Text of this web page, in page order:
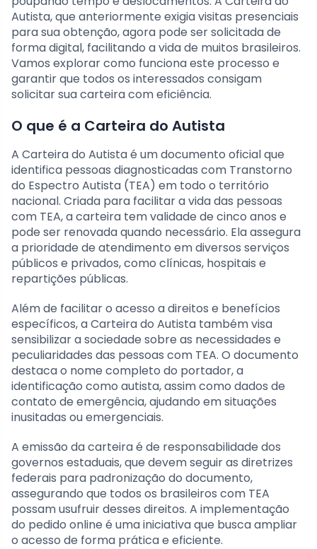
Autista, que anteriormente exigia visitas presenciais
para sua obtenção, agora pode ser solicitada de
forma digital, facilitando a vida de muitos brasileiros.
Vamos explorar como funciona este processo e
garantir que todos os interessados consigam
solicitar sua carteira com eficiência.
O que é a Carteira do Autista
A Carteira do Autista é um documento oficial que
identifica pessoas diagnosticadas com Transtorno
do Espectro Autista (TEA) em todo o território
nacional. Criada para facilitar a vida das pessoas
com TEA, a carteira tem validade de cinco anos e
pode ser renovada quando necessário. Ela assegura
a prioridade de atendimento em diversos serviços
públicos e privados, como clínicas, hospitais e
repartições públicas.
Além de facilitar o acesso a direitos e benefícios
específicos, a Carteira do Autista também visa
sensibilizar a sociedade sobre as necessidades e
peculiaridades das pessoas com TEA. O documento
destaca o nome completo do portador, a
identificação como autista, assim como dados de
contato de emergência, ajudando em situações
inusitadas ou emergenciais.
A emissão da carteira é de responsabilidade dos
governos estaduais, que devem seguir as diretrizes
federais para padronização do documento,
assegurando que todos os brasileiros com TEA
possam usufruir desses direitos. A implementação
do pedido online é uma iniciativa que busca ampliar
o acesso de forma prática e eficiente.